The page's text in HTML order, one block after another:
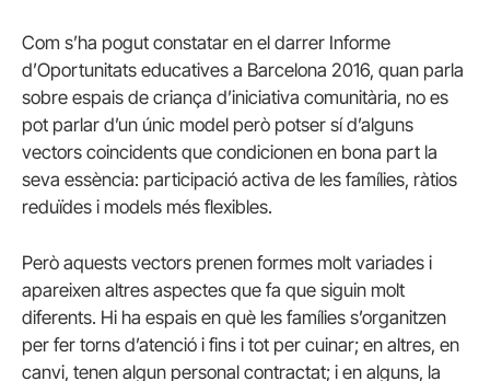
Com s’ha pogut constatar en el darrer Informe
d’Oportunitats educatives a Barcelona 2016, quan parla
sobre espais de criança d’iniciativa comunitària, no es
pot parlar d’un únic model però potser sí d’alguns
vectors coincidents que condicionen en bona part la
seva essència: participació activa de les famílies, ràtios
reduïdes i models més flexibles.
Però aquests vectors prenen formes molt variades i
apareixen altres aspectes que fa que siguin molt
diferents. Hi ha espais en què les famílies s’organitzen
per fer torns d’atenció i fins i tot per cuinar; en altres, en
canvi, tenen algun personal contractat; i en alguns, la